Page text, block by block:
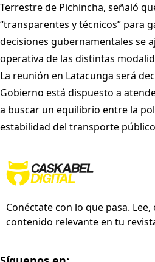
Terrestre de Pichincha, señaló
“transparentes y técnicos” para
decisiones gubernamentales se
operativa de las distintas
La reunión en Latacunga será
Gobierno está dispuesto a
a buscar un equilibrio entre la
estabilidad del transporte
Conéctate con lo que pasa.
contenido relevante en tu